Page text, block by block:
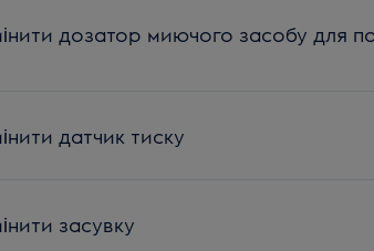
дозатор миючого засобу для
датчик тиску
засувку